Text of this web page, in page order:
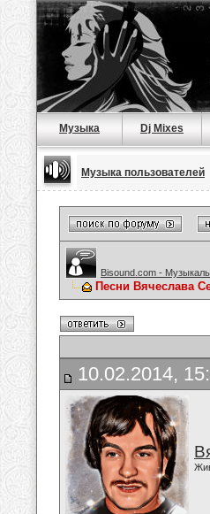
Музыка Dj Mixes
Музыка пользователей
Bisound.com -
Песни Вячеслава
10.02.2014,